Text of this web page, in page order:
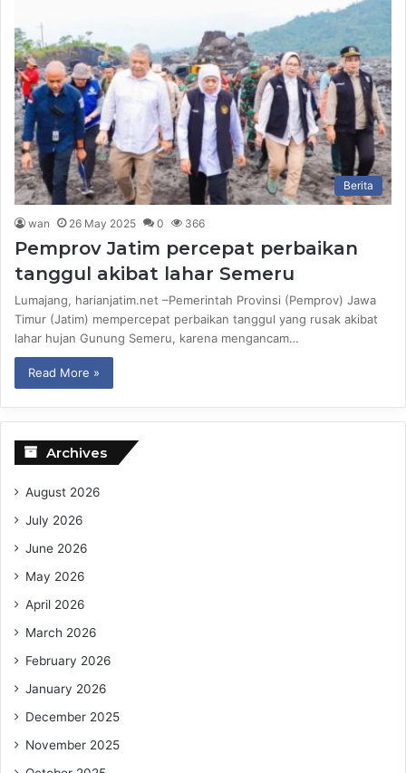
Berita
wan 26 May 2025 0 366
Pemprov Jatim percepat perbaikan
tanggul akibat lahar Semeru
Lumajang, harianjatim.net –Pemerintah Provinsi (Pemprov) Jawa
Timur (Jatim) mempercepat perbaikan tanggul yang rusak akibat
lahar hujan Gunung Semeru, karena mengancam…
Read More »
Archives
August 2026
July 2026
June 2026
May 2026
April 2026
March 2026
February 2026
January 2026
December 2025
November 2025